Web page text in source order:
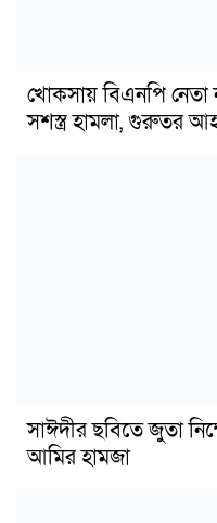
খোকসায় বিএনপি
সশস্ত্র হামলা, গুরুতর
সাঈদীর ছবিতে জুতা
আমির হামজা